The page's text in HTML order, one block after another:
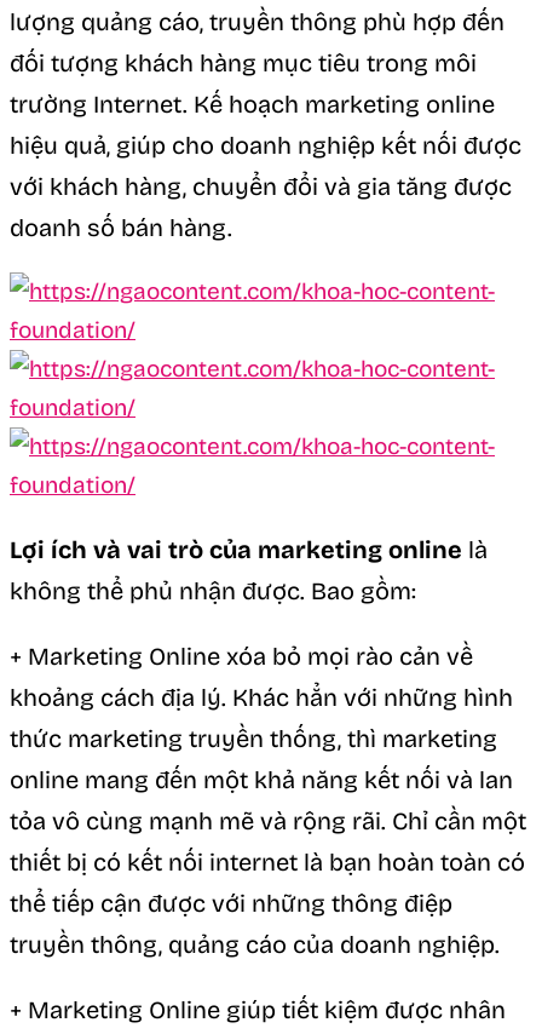
lượng quảng cáo, truyền thông phù hợp đến
đối tượng khách hàng mục tiêu trong môi
trường Internet. Kế hoạch marketing online
hiệu quả, giúp cho doanh nghiệp kết nối được
với khách hàng, chuyển đổi và gia tăng được
doanh số bán hàng.
Lợi ích và vai trò của marketing online là
không thể phủ nhận được. Bao gồm:
+ Marketing Online xóa bỏ mọi rào cản về
khoảng cách địa lý. Khác hẳn với những hình
thức marketing truyền thống, thì marketing
online mang đến một khả năng kết nối và lan
tỏa vô cùng mạnh mẽ và rộng rãi. Chỉ cần một
thiết bị có kết nối internet là bạn hoàn toàn có
thể tiếp cận được với những thông điệp
truyền thông, quảng cáo của doanh nghiệp.
+ Marketing Online giúp tiết kiệm được nhân